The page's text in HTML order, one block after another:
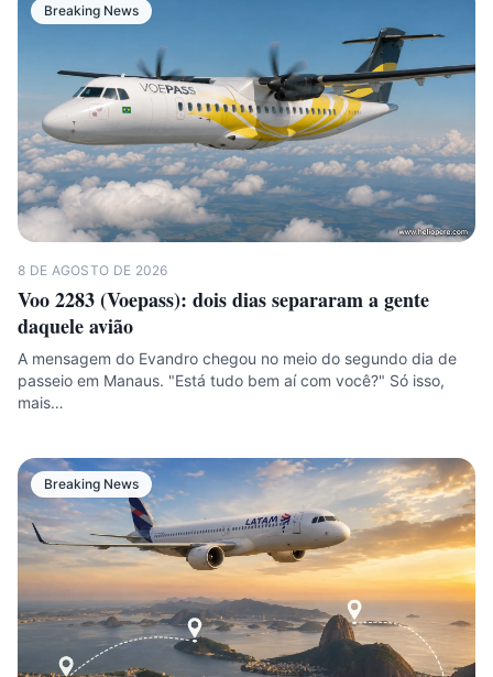
Breaking News
8 DE AGOSTO DE 2026
Voo 2283 (Voepass): dois dias separaram a gente
daquele avião
A mensagem do Evandro chegou no meio do segundo dia de
passeio em Manaus. "Está tudo bem aí com você?" Só isso,
mais…
Breaking News